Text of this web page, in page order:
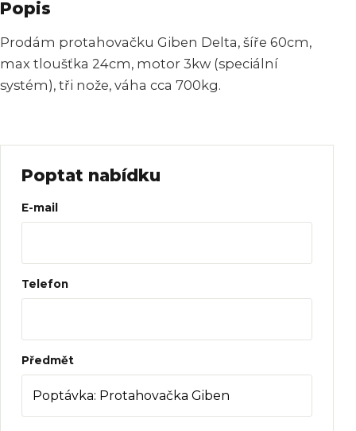
Popis
Prodám protahovačku Giben Delta, šíře 60cm,
max tloušťka 24cm, motor 3kw (speciální
systém), tři nože, váha cca 700kg.
Poptat nabídku
Web
E-mail
Telefon
Předmět